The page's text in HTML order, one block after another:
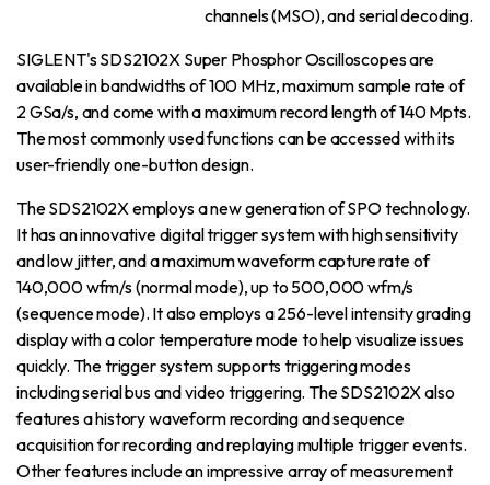
channels (MSO), and serial decoding.
SIGLENT's SDS2102X Super Phosphor Oscilloscopes are
available in bandwidths of 100 MHz, maximum sample rate of
2 GSa/s, and come with a maximum record length of 140 Mpts.
The most commonly used functions can be accessed with its
user-friendly one-button design.
The SDS2102X employs a new generation of SPO technology.
It has an innovative digital trigger system with high sensitivity
and low jitter, and a maximum waveform capture rate of
140,000 wfm/s (normal mode), up to 500,000 wfm/s
(sequence mode). It also employs a 256-level intensity grading
display with a color temperature mode to help visualize issues
quickly. The trigger system supports triggering modes
including serial bus and video triggering. The SDS2102X also
features a history waveform recording and sequence
acquisition for recording and replaying multiple trigger events.
Other features include an impressive array of measurement